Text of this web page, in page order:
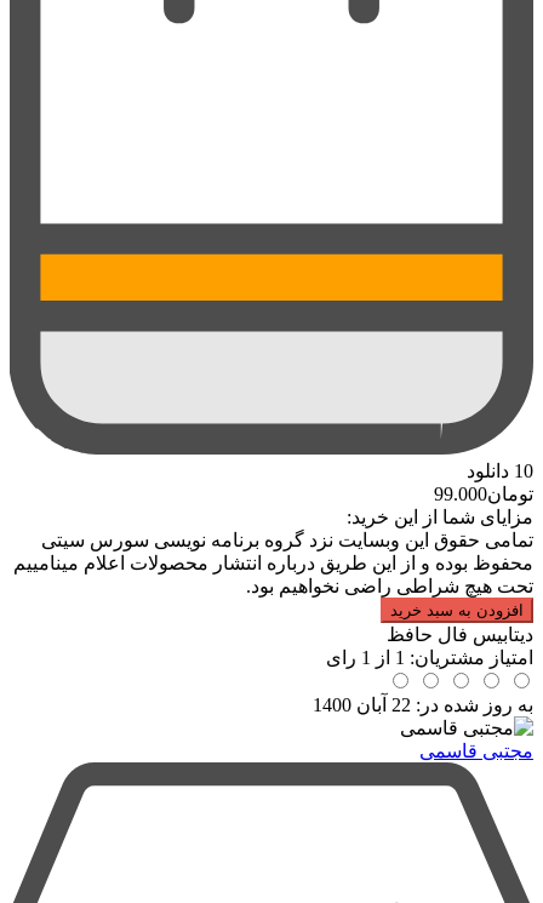
10 دانلود
تومان99.000
مزایای شما از این خرید:
تمامی حقوق این وبسایت نزد گروه برنامه نویسی سورس سیتی
محفوظ بوده و از این طریق درباره انتشار محصولات اعلام مینامییم
تحت هیچ شراطی راضی نخواهیم بود.
افزودن به سبد خرید
دیتابیس فال حافظ
امتیاز مشتریان: 1 از 1 رای
به روز شده در: 22 آبان 1400
مجتبی قاسمی